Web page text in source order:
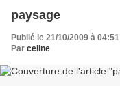
paysage
Publié le 21/10/2009 à 04:51
Par celine